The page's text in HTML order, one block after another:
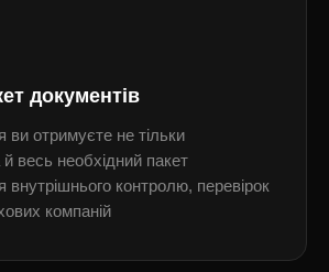
документів
ви отримуєте не тільки
й весь необхідний пакет
внутрішнього контролю, перевірок
компаній